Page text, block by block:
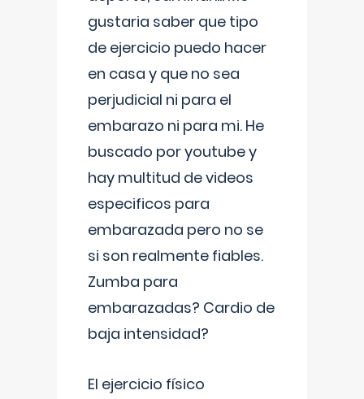
gustaria saber que tipo
de ejercicio puedo hacer
en casa y que no sea
perjudicial ni para el
embarazo ni para mi. He
buscado por youtube y
hay multitud de videos
especificos para
embarazada pero no se
si son realmente fiables.
Zumba para
embarazadas? Cardio de
baja intensidad?
El ejercicio físico